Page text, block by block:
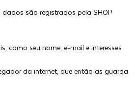
são registrados pela SHOP
como seu nome, e-mail e interesses
da internet, que então as guarda